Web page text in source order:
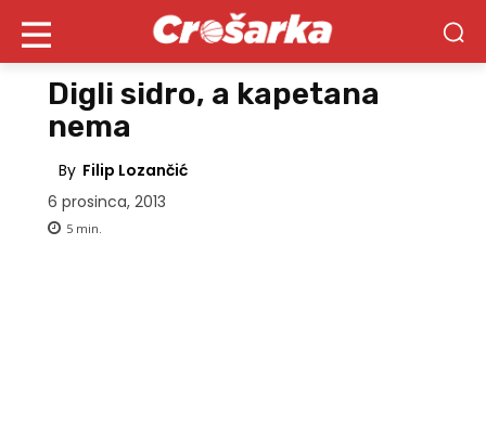
Digli sidro, a kapetana
nema
By Filip Lozančić
6 prosinca, 2013
5 min.